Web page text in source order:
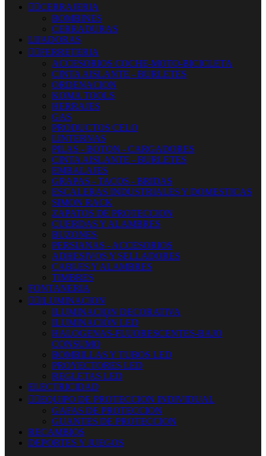
 CERRAJERIA
BOMBINES
CERRADURAS
LIJADORAS
 FERRETERIA
ACCESORIOS COCHE-MOTO-BICICLETA
CINTA AISLANTE - BURLETES
ORDENACION
KOMA TOOLS
HERRAJES
GAS
PRODUCTOS CELO
LINTERNAS
PILAS - BOTON - CARGADORES
CINTA AISLANTE - BURLETES
EMBALAJES
GRAPAS - TACOS - BRIDAS
ESCALERAS INDUSTRIALES Y DOMESTICAS
SIMON RACK
ZAPATOS DE PROTECCION
CUERDAS Y ALAMBRES
BUZONES
PERSIANAS - ACCESORIOS
ADHESIVOS Y SELLADORES
CABLES Y ALAMBRES
TIMBRES
FONTANERIA
 ILUMINACION
ILUMINACION DECORATIVA
ILUMINACIÓN LED
HALOGENAS-FLUORESCENTES-BAJO
CONSUMO
BOMBILLAS Y TUBOS LED
PROYECTORES LED
REGLETAS LED
ELECTRICIDAD
 EQUIPO DE PROTECCION INDIVIDUAL
GAFAS DE PROTECCION
GUANTES DE PROTECCION
RECAMBIOS
DEPORTES Y JUEGOS